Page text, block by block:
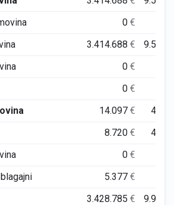
0€
3.414.688€
0€
0€
14.097€
8.720€
0€
5.377€
3.428.785€